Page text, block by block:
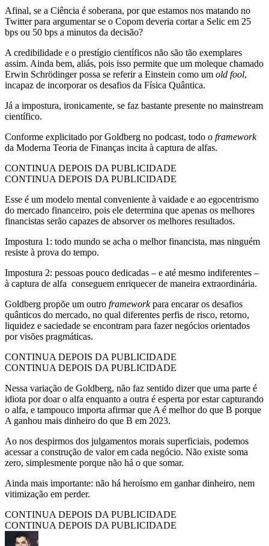
Afinal, se a Ciência é soberana, por que estamos nos matando no
Twitter para argumentar se o Copom deveria cortar a Selic em 25
bps ou 50 bps a minutos da decisão?
A credibilidade e o prestígio científicos não são tão exemplares
assim. Ainda bem, aliás, pois isso permite que um moleque chamado
Erwin Schrödinger possa se referir a Einstein como um old fool,
incapaz de incorporar os desafios da Física Quântica.
Já a impostura, ironicamente, se faz bastante presente no mainstream
científico.
Conforme explicitado por Goldberg no podcast, todo o framework
da Moderna Teoria de Finanças incita à captura de alfas.
CONTINUA DEPOIS DA PUBLICIDADE
CONTINUA DEPOIS DA PUBLICIDADE
Esse é um modelo mental conveniente à vaidade e ao egocentrismo
do mercado financeiro, pois ele determina que apenas os melhores
financistas serão capazes de absorver os melhores resultados.
Impostura 1: todo mundo se acha o melhor financista, mas ninguém
resiste à prova do tempo.
Impostura 2: pessoas pouco dedicadas – e até mesmo indiferentes –
à captura de alfa conseguem enriquecer de maneira extraordinária.
Goldberg propõe um outro frameworkpara encarar os desafios
quânticos do mercado, no qual diferentes perfis de risco, retorno,
liquidez e saciedade se encontram para fazer negócios orientados
por visões pragmáticas.
CONTINUA DEPOIS DA PUBLICIDADE
CONTINUA DEPOIS DA PUBLICIDADE
Nessa variação de Goldberg, não faz sentido dizer que uma parte é
idiota por doar o alfa enquanto a outra é esperta por estar capturando
o alfa, e tampouco importa afirmar que A é melhor do que B porque
A ganhou mais dinheiro do que B em 2023.
Ao nos despirmos dos julgamentos morais superficiais, podemos
acessar a construção de valor em cada negócio. Não existe soma
zero, simplesmente porque não há o que somar.
Ainda mais importante: não há heroísmo em ganhar dinheiro, nem
vitimização em perder.
CONTINUA DEPOIS DA PUBLICIDADE
CONTINUA DEPOIS DA PUBLICIDADE